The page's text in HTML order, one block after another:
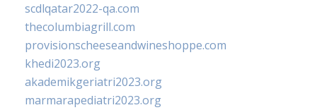
scdlqatar2022-qa.com
thecolumbiagrill.com
provisionscheeseandwineshoppe.com
khedi2023.org
akademikgeriatri2023.org
marmarapediatri2023.org